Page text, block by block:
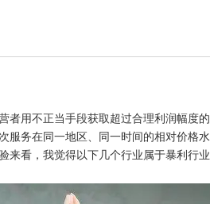
者用不正当手段获取超过合理利润幅度
服务在同一地区、同一时间的相对价格
看，我觉得以下几个行业属于暴利行业